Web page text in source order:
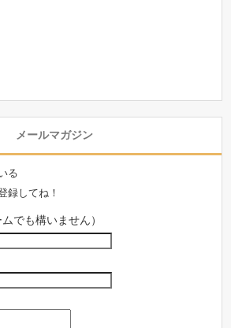
メールマガジン
る
録してね！
でも構いません）